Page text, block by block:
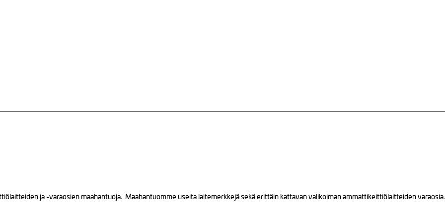
ja -varaosien maahantuoja. Maahantuomme useita laitemerkkejä sekä erittäin kattavan valikoiman ammattikeittiölaitteiden varaosia.